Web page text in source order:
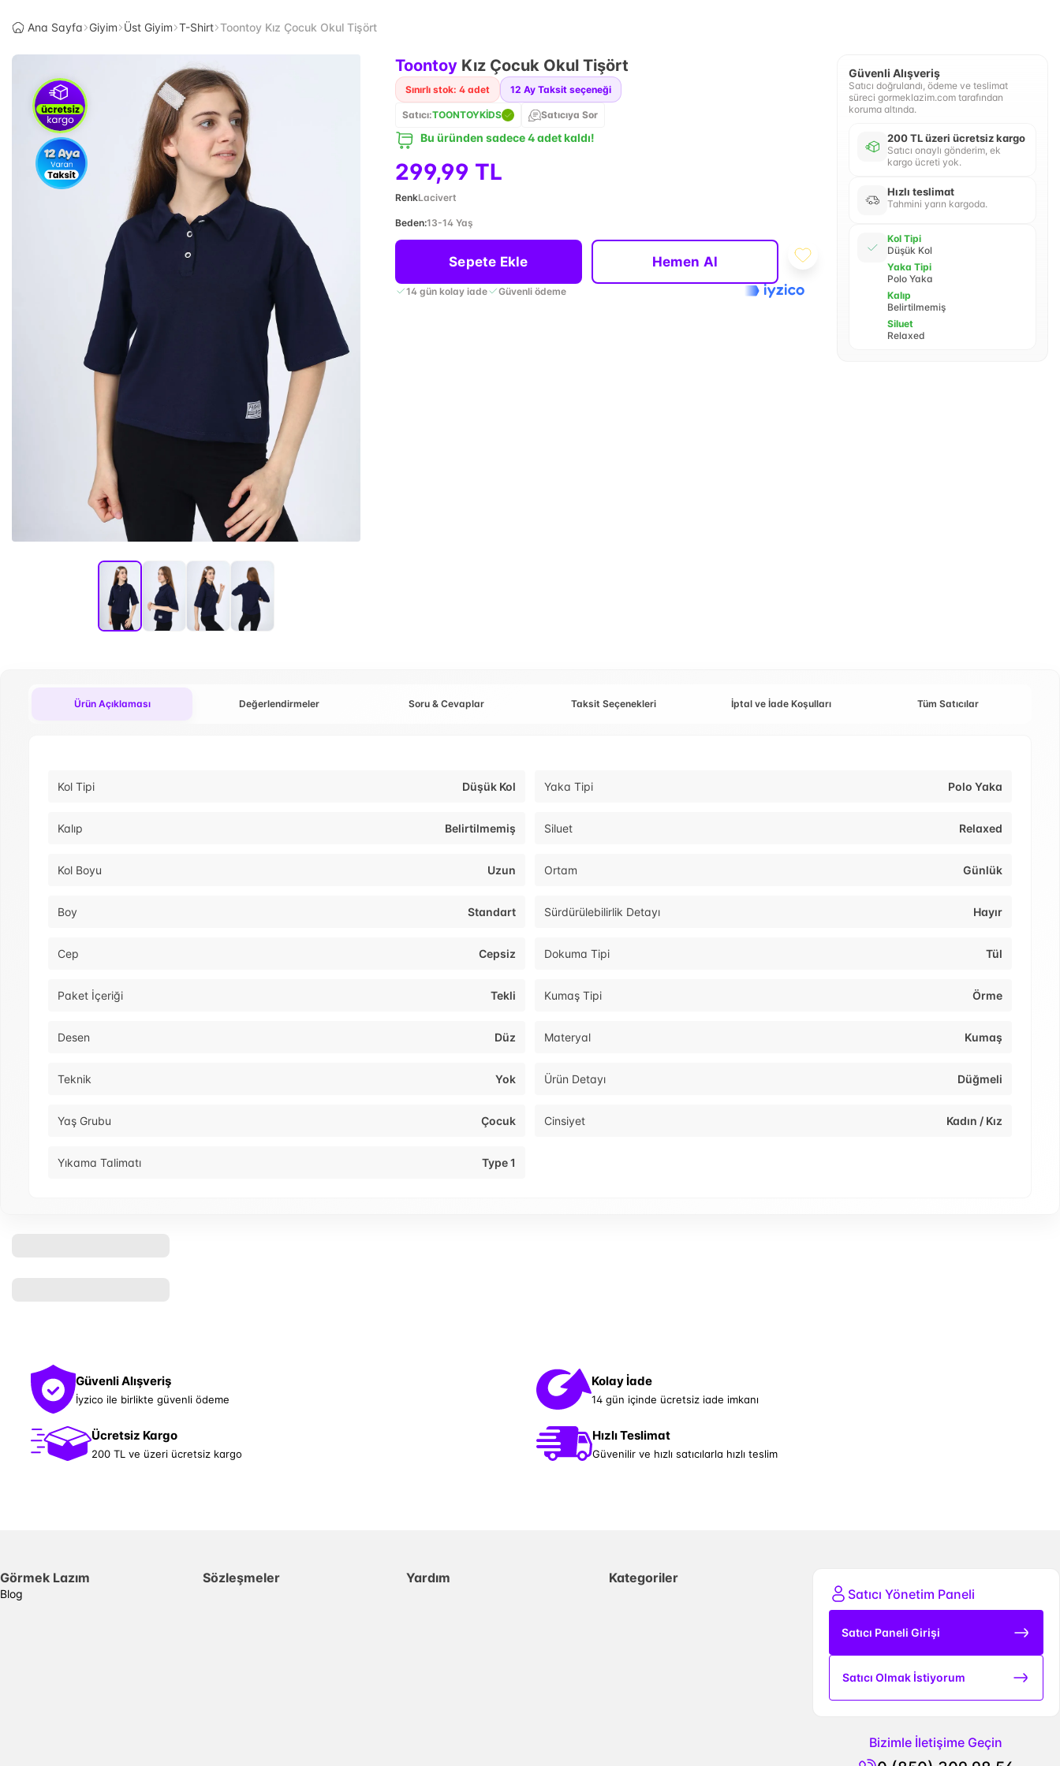
Ana Sayfa Giyim Üst Giyim T-Shirt Toontoy Kız Çocuk Okul Tişört
Toontoy Kız Çocuk Okul Tişört
Sınırlı stok: 4 adet 12 Ay Taksit seçeneği
Satıcı:TOONTOYKİDS Satıcıya Sor
Bu üründen sadece 4 adet kaldı!
299,99 TL
RenkLacivert
Beden:13-14 Yaş
Sepete Ekle Hemen Al
14 gün kolay iade Güvenli ödeme
Güvenli Alışveriş
Satıcı doğrulandı, ödeme ve teslimat
süreci gormeklazim.com tarafından
koruma altında.
200 TL üzeri ücretsiz kargo
Satıcı onaylı gönderim, ek
kargo ücreti yok.
Hızlı teslimat
Tahmini yarın kargoda.
Kol Tipi
Düşük Kol
Yaka Tipi
Polo Yaka
Kalıp
Belirtilmemiş
Siluet
Relaxed
Ürün Açıklaması Değerlendirmeler Soru & Cevaplar Taksit Seçenekleri İptal ve İade Koşulları Tüm Satıcılar
Kol Tipi Düşük Kol Yaka Tipi Polo Yaka
Kalıp Belirtilmemiş Siluet Relaxed
Kol Boyu Uzun Ortam Günlük
Boy Standart Sürdürülebilirlik Detayı Hayır
Cep Cepsiz Dokuma Tipi Tül
Paket İçeriği Tekli Kumaş Tipi Örme
Desen Düz Materyal Kumaş
Teknik Yok Ürün Detayı Düğmeli
Yaş Grubu Çocuk Cinsiyet Kadın / Kız
Yıkama Talimatı Type 1
Güvenli Alışveriş
İyzico ile birlikte güvenli ödeme
Kolay İade
14 gün içinde ücretsiz iade imkanı
Ücretsiz Kargo
200 TL ve üzeri ücretsiz kargo
Hızlı Teslimat
Güvenilir ve hızlı satıcılarla hızlı teslim
Görmek Lazım
Blog
Sözleşmeler Yardım
Kategoriler
Satıcı Yönetim Paneli
Satıcı Paneli Girişi
Satıcı Olmak İstiyorum
Bizimle İletişime Geçin